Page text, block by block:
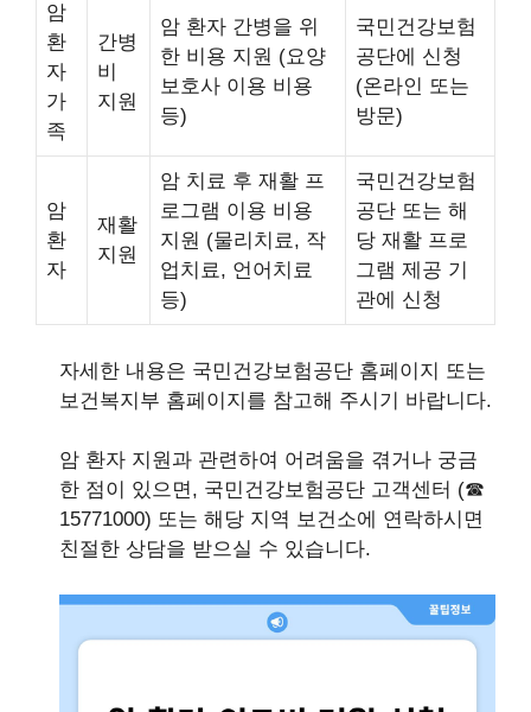
암
환
자
가
족
간병
비
지원
암 환자 간병을 위
한 비용 지원 (요양
보호사 이용 비용
등)
국민건강보험
공단에 신청
(온라인 또는
방문)
암
환
자
재활
지원
암 치료 후 재활 프
로그램 이용 비용
지원 (물리치료, 작
업치료, 언어치료
등)
국민건강보험
공단 또는 해
당 재활 프로
그램 제공 기
관에 신청
자세한 내용은 국민건강보험공단 홈페이지 또는
보건복지부 홈페이지를 참고해 주시기 바랍니다.
암 환자 지원과 관련하여 어려움을 겪거나 궁금
한 점이 있으면, 국민건강보험공단 고객센터 (☎
15771000) 또는 해당 지역 보건소에 연락하시면
친절한 상담을 받으실 수 있습니다.